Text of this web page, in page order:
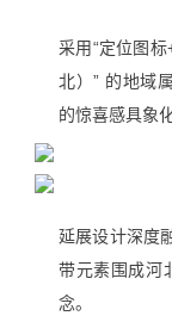
采用“定位图
北）” 的地域
的惊喜感具象
延展设计深度
带元素围成河
念。